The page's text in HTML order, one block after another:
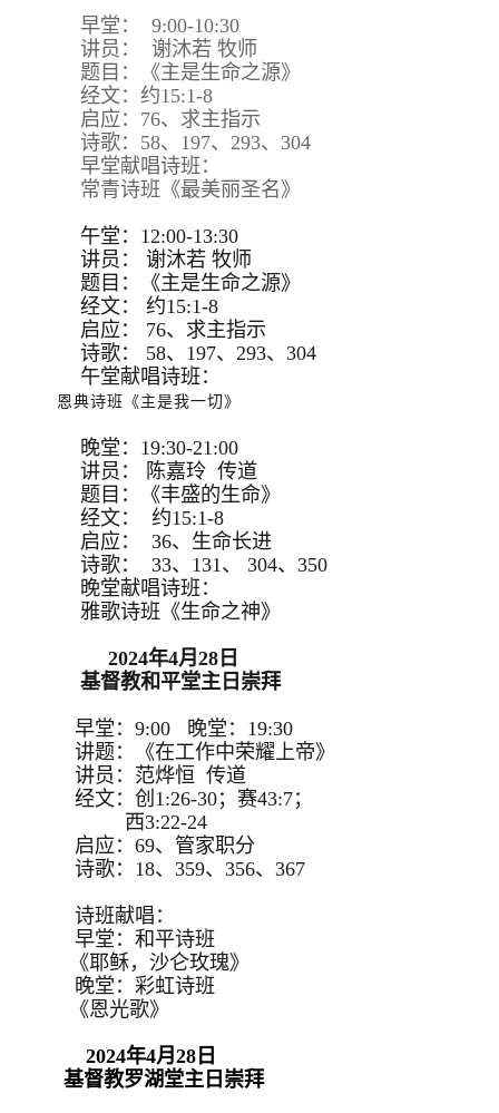
早堂： 9:00-10:30
讲员： 谢沐若 牧师
题目：《主是生命之源》
经文：约15:1-8
启应：76、求主指示
诗歌：58、197、293、304
早堂献唱诗班：
常青诗班《最美丽圣名》
午堂：12:00-13:30
讲员：
谢沐若 牧师
题目：
《主是生命之源》
经文：
约15:1-8
启应：
76、求主指示
诗歌：
58、197、293、 304
午堂献唱诗班：
恩典诗班《主是我一切》
晚堂：19:30-21:00
讲员： 陈嘉玲 传道
题目：《丰盛的生命》
经文： 约15:1-8
启应： 36、生命长进
诗歌： 33、131、 304、350
晚堂献唱诗班：
雅歌诗班《生命之神》
2024年4月28日
基督教和平堂主日崇拜
早堂：9:00 晚堂：19:30
讲题：《在工作中荣耀上帝》
讲员：范烨恒 传道
经文：创1:26-30；赛43:7；
西3:22-24
启应：69、管家职分
诗歌：18、359、356、367
诗班献唱：
早堂：和平诗班
《耶稣，沙仑玫瑰》
晚堂：彩虹诗班
《恩光歌》
2024年4月28日
基督教罗湖堂主日崇拜